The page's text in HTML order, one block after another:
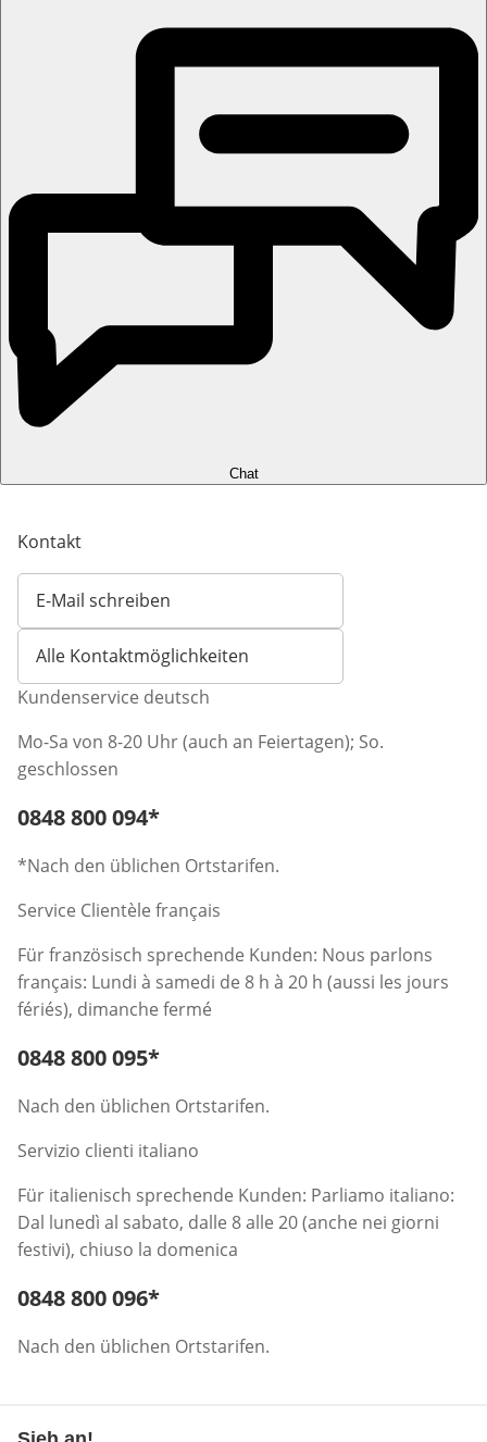
Chat
Kontakt
E-Mail schreiben
Öffnet E-Mail-Client
Alle Kontaktmöglichkeiten
Kundenservice deutsch
Mo-Sa von 8-20 Uhr (auch an Feiertagen); So.
geschlossen
Telefonnummer:
0848 800 094*
*Nach den üblichen Ortstarifen.
Service Clientèle français
Für französisch sprechende Kunden: Nous parlons
français: Lundi à samedi de 8 h à 20 h (aussi les jours
fériés), dimanche fermé
Telefonnummer:
0848 800 095*
Nach den üblichen Ortstarifen.
Servizio clienti italiano
Für italienisch sprechende Kunden: Parliamo italiano:
Dal lunedì al sabato, dalle 8 alle 20 (anche nei giorni
festivi), chiuso la domenica
Telefonnummer:
0848 800 096*
Nach den üblichen Ortstarifen.